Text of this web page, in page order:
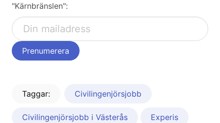
"Kärnbränslen":
Taggar: Civilingenjörsjobb
Civilingenjörsjobb i Västerås Experis